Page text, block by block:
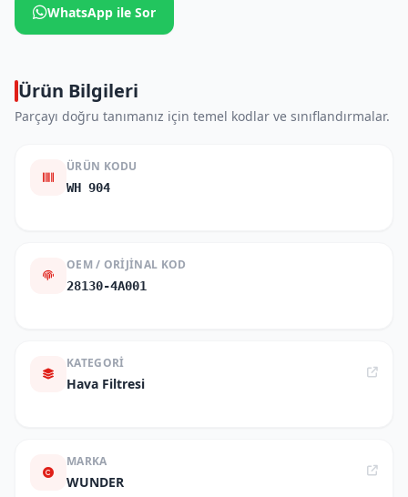
WhatsApp ile Sor
Ürün Bilgileri
Parçayı doğru tanımanız için temel kodlar ve sınıflandırmalar.
ÜRÜN KODU
WH 904
OEM / ORIJINAL KOD
28130-4A001
KATEGORI
Hava Filtresi
MARKA
WUNDER